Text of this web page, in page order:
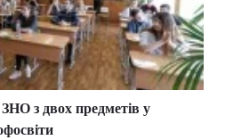
з двох предметів у